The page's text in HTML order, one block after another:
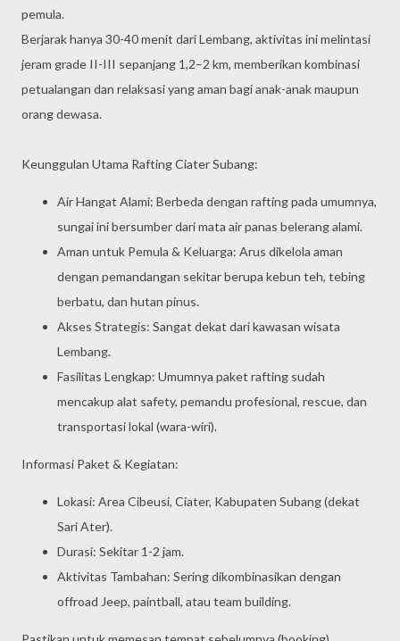
pemula.
Berjarak hanya 30-40 menit dari Lembang, aktivitas ini melintasi
jeram grade II-III sepanjang 1,2–2 km, memberikan kombinasi
petualangan dan relaksasi yang aman bagi anak-anak maupun
orang dewasa.
Keunggulan Utama Rafting Ciater Subang:
Air Hangat Alami: Berbeda dengan rafting pada umumnya,
sungai ini bersumber dari mata air panas belerang alami.
Aman untuk Pemula & Keluarga: Arus dikelola aman
dengan pemandangan sekitar berupa kebun teh, tebing
berbatu, dan hutan pinus.
Akses Strategis: Sangat dekat dari kawasan wisata
Lembang.
Fasilitas Lengkap: Umumnya paket rafting sudah
mencakup alat safety, pemandu profesional, rescue, dan
transportasi lokal (wara-wiri).
Informasi Paket & Kegiatan:
Lokasi: Area Cibeusi, Ciater, Kabupaten Subang (dekat
Sari Ater).
Durasi: Sekitar 1-2 jam.
Aktivitas Tambahan: Sering dikombinasikan dengan
offroad Jeep, paintball, atau team building.